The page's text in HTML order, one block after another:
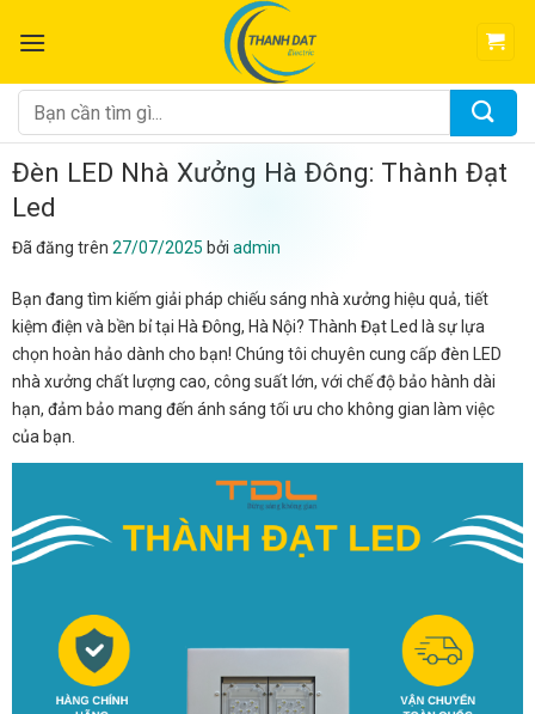
đến
dung
Tìm
kiếm:
Đèn LED Nhà Xưởng Hà Đông: Thành Đạt
Led
Đã đăng trên 27/07/2025 bởi admin
Bạn đang tìm kiếm giải pháp chiếu sáng nhà xưởng hiệu quả, tiết
kiệm điện và bền bỉ tại Hà Đông, Hà Nội? Thành Đạt Led là sự lựa
chọn hoàn hảo dành cho bạn! Chúng tôi chuyên cung cấp đèn LED
nhà xưởng chất lượng cao, công suất lớn, với chế độ bảo hành dài
hạn, đảm bảo mang đến ánh sáng tối ưu cho không gian làm việc
của bạn.